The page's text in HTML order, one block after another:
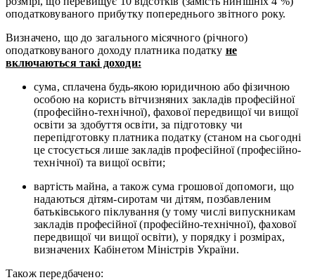
оподатковуваного прибутку попереднього звітного року.
Визначено, що до загального місячного (річного)
оподатковуваного доходу платника податку не
включаються такі доходи:
сума, сплачена будь-якою юридичною або фізичною
особою на користь вітчизняних закладів професійної
(професійно-технічної), фахової передвищої чи вищої
освіти за здобуття освіти, за підготовку чи
перепідготовку платника податку (станом на сьогодні
це стосується лише закладів професійної (професійно-
технічної) та вищої освіти;
вартість майна, а також сума грошової допомоги, що
надаються дітям-сиротам чи дітям, позбавленим
батьківського піклування (у тому числі випускникам
закладів професійної (професійно-технічної), фахової
передвищої чи вищої освіти), у порядку і розмірах,
визначених Кабінетом Міністрів України.
Також передбачено: